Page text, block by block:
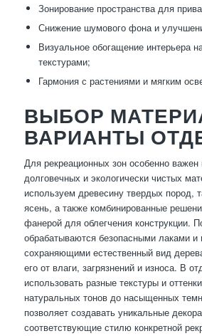
Зонирование пространства для
Снижение шумового фона и
Визуальное обогащение интерьера
текстурами;
Гармония с растениями и мягким
ВЫБОР
ВАРИАНТЫ
Для рекреационных зон особенно
долговечных и экологически чистых
используем древесину твердых пород,
ясень, а также комбинированные
фанерой для облегчения конструкции.
обрабатываются безопасными лаками
сохраняющими естественный вид
его от влаги, загрязнений и износа. В
использовать разные текстуры и
натуральных тонов до насыщенных
позволяет создавать уникальные
соответствующие стилю конкретной